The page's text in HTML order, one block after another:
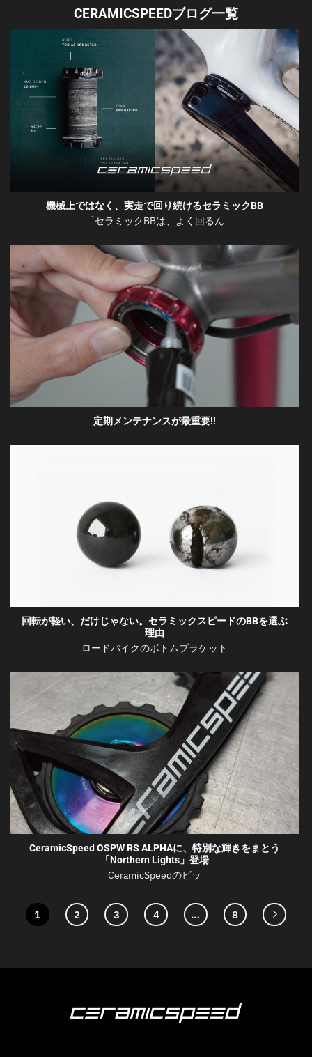
CERAMICSPEEDブログ一覧
機械上ではなく、実走で回り続けるセラミックBB
「セラミックBBは、よく回るん
定期メンテナンスが最重要!!
回転が軽い、だけじゃない。セラミックスピードのBBを選ぶ
理由
ロードバイクのボトムブラケット
CeramicSpeed OSPW RS ALPHAに、特別な輝きをまとう
「Northern Lights」登場
CeramicSpeedのビッ
1 2 3 4 … 8